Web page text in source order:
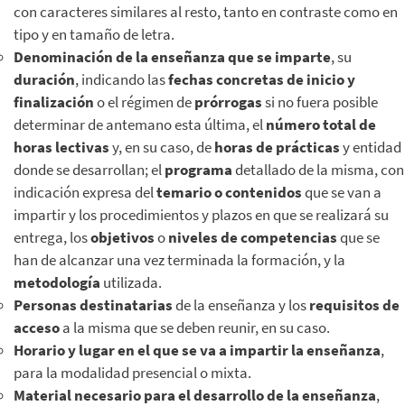
con caracteres similares al resto, tanto en contraste como en
tipo y en tamaño de letra.
Denominación de la enseñanza que se imparte, su
duración, indicando lasfechas concretas de inicio y
finalizacióno el régimen deprórrogassi no fuera posible
determinar de antemano esta última, elnúmero total de
horas lectivasy, en su caso, dehoras de prácticasy entidad
donde se desarrollan; elprogramadetallado de la misma, con
indicación expresa deltemario o contenidosque se van a
impartir y los procedimientos y plazos en que se realizará su
entrega, losobjetivosoniveles de competenciasque se
han de alcanzar una vez terminada la formación, y la
metodología utilizada.
Personas destinatariasde la enseñanza y losrequisitos de
accesoa la misma que se deben reunir, en su caso.
Horario y lugar en el que se va a impartir la enseñanza,
para la modalidad presencial o mixta.
Material necesario para el desarrollo de la enseñanza,